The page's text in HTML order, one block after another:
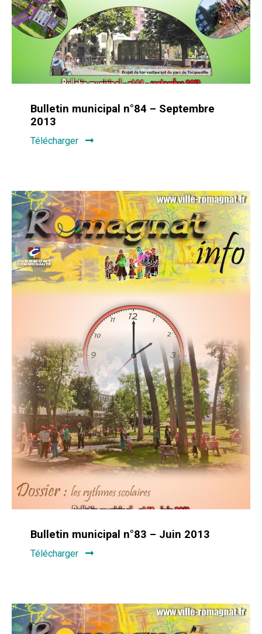
Bulletin municipal n°84 – Septembre
2013
Télécharger
Bulletin municipal n°83 – Juin 2013
Télécharger